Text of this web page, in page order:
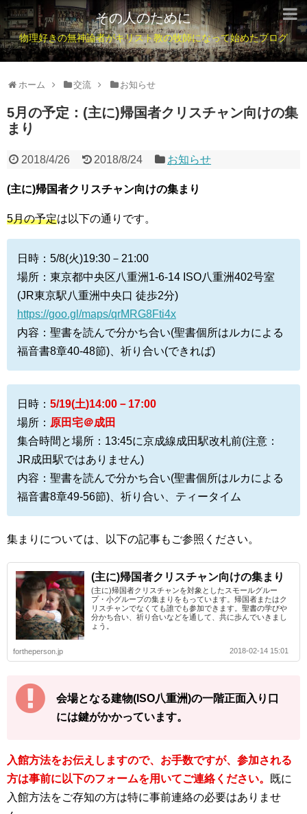
その人のために
物理好きの無神論者がキリスト教の牧師になって始めたブログ
ホーム 交流 お知らせ
5月の予定：(主に)帰国者クリスチャン向けの集
まり
2018/4/26 2018/8/24 お知らせ
(主に)帰国者クリスチャン向けの集まり
5月の予定は以下の通りです。
日時：5/8(火)19:30－21:00
場所：東京都中央区八重洲1-6-14 ISO八重洲402号室
(JR東京駅八重洲中央口 徒歩2分)
https://goo.gl/maps/qrMRG8Fti4x
内容：聖書を読んで分かち合い(聖書個所はルカによる
福音書8章40-48節)、祈り合い(できれば)
日時： 5/19(土)14:00－17:00
場所： 原田宅＠成田
集合時間と場所：13:45に京成線成田駅改札前(注意：
JR成田駅ではありません)
内容：聖書を読んで分かち合い(聖書個所はルカによる
福音書8章49-56節)、祈り合い、ティータイム
集まりについては、以下の記事もご参照ください。
(主に)帰国者クリスチャン向けの集まり
(主に)帰国者クリスチャンを対象としたスモールグルー
プ・小グループの集まりをもっています。帰国者またはク
リスチャンでなくても誰でも参加できます。聖書の学びや
分かち合い、祈り合いなどを通して、共に歩んでいきまし
ょう。
fortheperson.jp 2018-02-14 15:01
会場となる建物(ISO八重洲)の一階正面入り口
には鍵がかかっています。
入館方法をお伝えしますので、お手数ですが、参加される
方は事前に以下のフォームを用いてご連絡ください。
既に
入館方法をご存知の方は特に事前連絡の必要はありませ